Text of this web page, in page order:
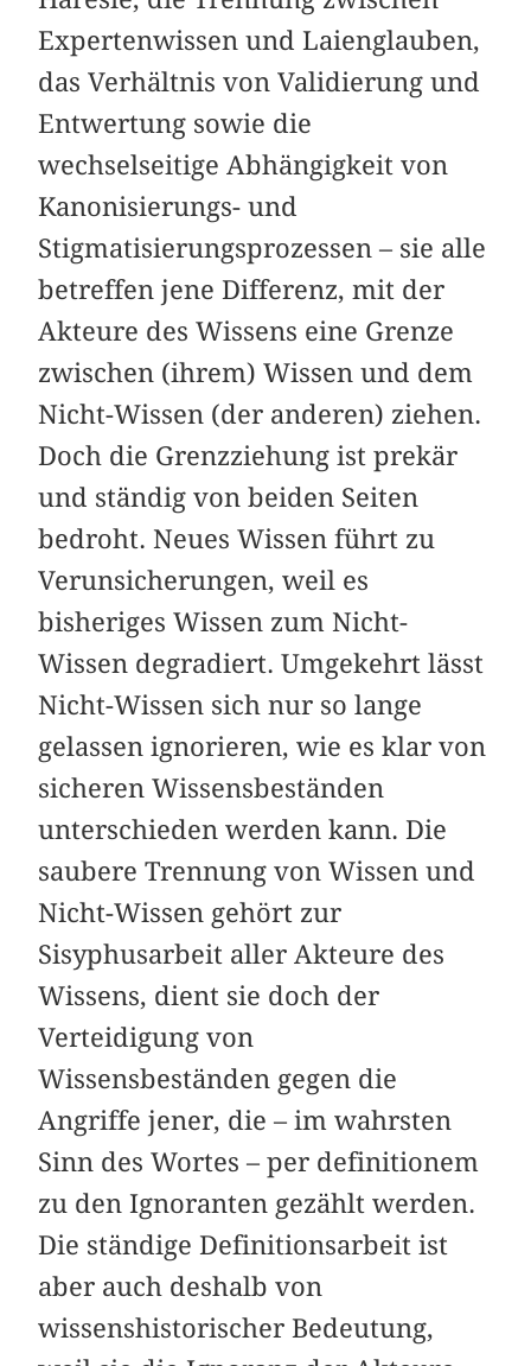
Expertenwissen und Laienglauben,
das Verhältnis von Validierung und
Entwertung sowie die
wechselseitige Abhängigkeit von
Kanonisierungs- und
Stigmatisierungsprozessen – sie alle
betreffen jene Differenz, mit der
Akteure des Wissens eine Grenze
zwischen (ihrem) Wissen und dem
Nicht-Wissen (der anderen) ziehen.
Doch die Grenzziehung ist prekär
und ständig von beiden Seiten
bedroht. Neues Wissen führt zu
Verunsicherungen, weil es
bisheriges Wissen zum Nicht-
Wissen degradiert. Umgekehrt lässt
Nicht-Wissen sich nur so lange
gelassen ignorieren, wie es klar von
sicheren Wissensbeständen
unterschieden werden kann. Die
saubere Trennung von Wissen und
Nicht-Wissen gehört zur
Sisyphusarbeit aller Akteure des
Wissens, dient sie doch der
Verteidigung von
Wissensbeständen gegen die
Angriffe jener, die – im wahrsten
Sinn des Wortes – per definitionem
zu den Ignoranten gezählt werden.
Die ständige Definitionsarbeit ist
aber auch deshalb von
wissenshistorischer Bedeutung,